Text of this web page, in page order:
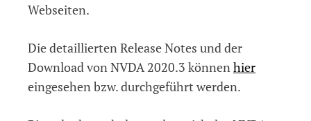
Webseiten.
Die detaillierten Release Notes und der
Download von NVDA 2020.3 können hier
eingesehen bzw. durchgeführt werden.